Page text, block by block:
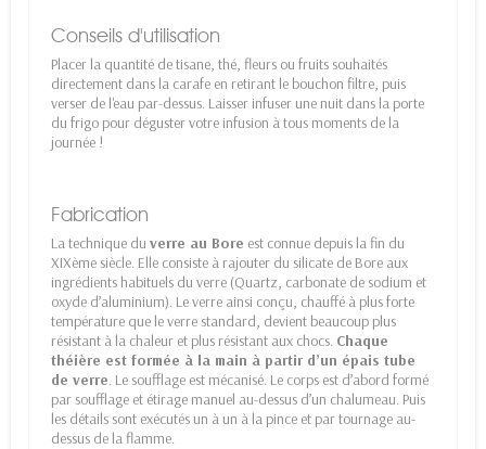
Conseils d'utilisation
Placer la quantité de tisane, thé, fleurs ou fruits souhaités
directement dans la carafe en retirant le bouchon filtre, puis
verser de l'eau par-dessus. Laisser infuser une nuit dans la porte
du frigo pour déguster votre infusion à tous moments de la
journée !
Fabrication
La technique du verre au Bore est connue depuis la fin du
XIXème siècle. Elle consiste à rajouter du silicate de Bore aux
ingrédients habituels du verre (Quartz, carbonate de sodium et
oxyde d’aluminium). Le verre ainsi conçu, chauffé à plus forte
température que le verre standard, devient beaucoup plus
résistant à la chaleur et plus résistant aux chocs. Chaque
théière est formée à la main à partir d’un épais tube
de verre. Le soufflage est mécanisé. Le corps est d’abord formé
par soufflage et étirage manuel au-dessus d’un chalumeau. Puis
les détails sont exécutés un à un à la pince et par tournage au-
dessus de la flamme.